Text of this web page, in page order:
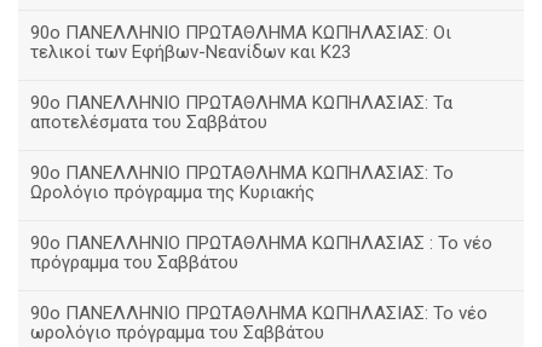
90ο ΠΑΝΕΛΛΗΝΙΟ ΠΡΩΤΑΘΛΗΜΑ ΚΩΠΗΛΑΣΙΑΣ: Οι
τελικοί των Εφήβων-Νεανίδων και Κ23
90o ΠΑΝΕΛΛΗΝΙΟ ΠΡΩΤΑΘΛΗΜΑ ΚΩΠΗΛΑΣΙΑΣ: Τα
αποτελέσματα του Σαββάτου
90ο ΠΑΝΕΛΛΗΝΙΟ ΠΡΩΤΑΘΛΗΜΑ ΚΩΠΗΛΑΣΙΑΣ: Το
Ωρολόγιο πρόγραμμα της Κυριακής
90ο ΠΑΝΕΛΛΗΝΙΟ ΠΡΩΤΑΘΛΗΜΑ ΚΩΠΗΛΑΣΙΑΣ : Το νέο
πρόγραμμα του Σαββάτου
90ο ΠΑΝΕΛΛΗΝΙΟ ΠΡΩΤΑΘΛΗΜΑ ΚΩΠΗΛΑΣΙΑΣ: Το νέο
ωρολόγιο πρόγραμμα του Σαββάτου